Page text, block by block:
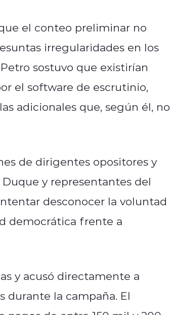
el conteo preliminar no
irregularidades en los
sostuvo que existirían
el software de escrutinio,
adicionales que, según él, no
de dirigentes opositores y
y representantes del
desconocer la voluntad
democrática frente a
y acusó directamente a
durante la campaña. El